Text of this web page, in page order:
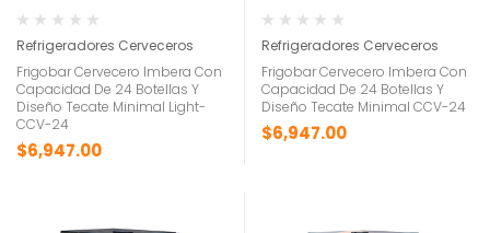
Refrigeradores Cerveceros
Frigobar Cervecero Imbera Con
Capacidad De 24 Botellas Y
Diseño Tecate Minimal Light-
CCV-24
$6,947.00
Refrigeradores Cerveceros
Frigobar Cervecero Imbera Con
Capacidad De 24 Botellas Y
Diseño Tecate Minimal CCV-24
$6,947.00